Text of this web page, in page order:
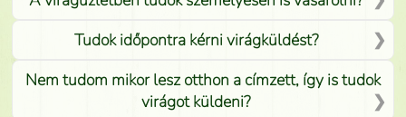
Tudok időpontra kérni virágküldést?
Nem tudom mikor lesz otthon a címzett, így is tudok
virágot küldeni?